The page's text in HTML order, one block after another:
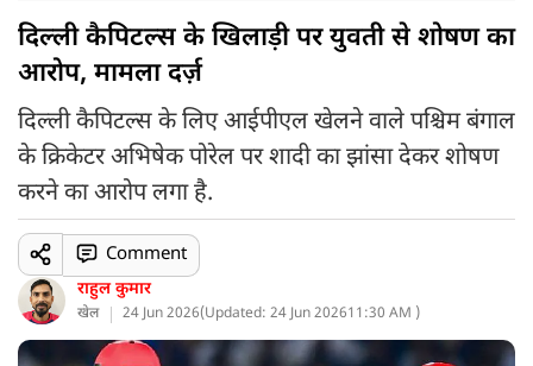
दिल्ली कैपिटल्स के खिलाड़ी पर युवती से शोषण का
आरोप, मामला दर्ज़
दिल्ली कैपिटल्स के लिए आईपीएल खेलने वाले पश्चिम बंगाल
के क्रिकेटर अभिषेक पोरेल पर शादी का झांसा देकर शोषण
करने का आरोप लगा है.
राहुल कुमार
खेल 24 Jun 2026(Updated: 24 Jun 202611:30 AM )
Comment